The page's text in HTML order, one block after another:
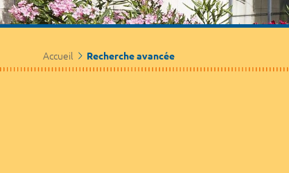
Accueil Recherche avancée